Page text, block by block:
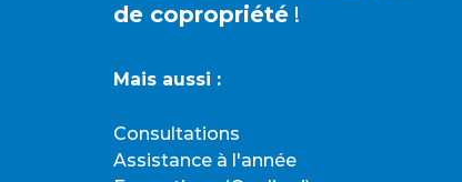
de copropriété!
Mais aussi :
Consultations
Assistance à l'année